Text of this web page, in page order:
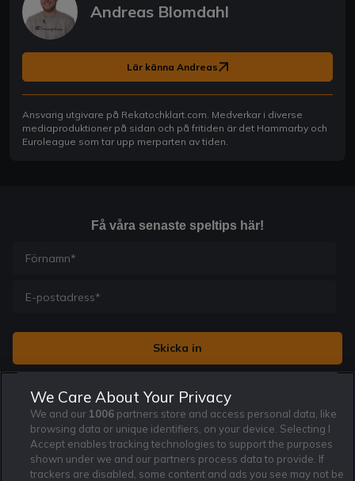
Andreas Blomdahl
Lär känna Andreas
Ansvarig utgivare på Rekatochklart.com. Medverkar i diverse
mediaproduktioner på sidan och på fritiden är det Hammarby och
Euroleague som tar upp merparten av tiden.
Få våra senaste speltips här!
Jag vill få nyhetsbrev från Rekatochklart och jag är 18+. Regler
och villkor gäller. *
We Care About Your Privacy
We and our 1006 partners store and access personal data, like
browsing data or unique identifiers, on your device. Selecting I
Accept enables tracking technologies to support the purposes
shown under we and our partners process data to provide. If
trackers are disabled, some content and ads you see may not be